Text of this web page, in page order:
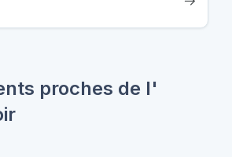
proches de l'